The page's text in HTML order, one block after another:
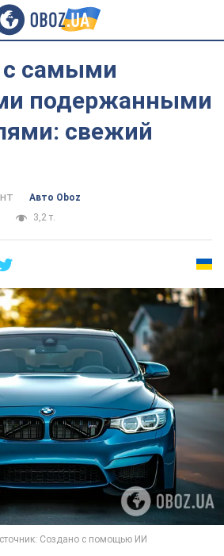
самыми
подержанными
свежий
Авто Oboz
3,2 т.